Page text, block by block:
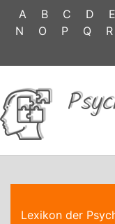
A B C D E
N
O P Q R
Lexikon der